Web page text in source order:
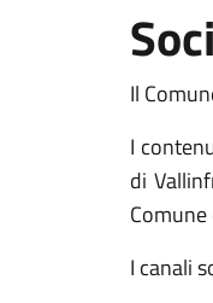
Il
I
di
I canali